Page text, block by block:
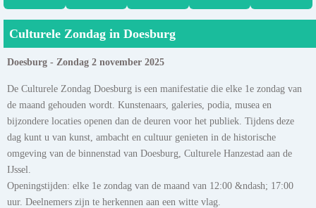
Culturele Zondag in Doesburg
Doesburg - Zondag 2 november 2025
De Culturele Zondag Doesburg is een manifestatie die elke 1e zondag van
de maand gehouden wordt. Kunstenaars, galeries, podia, musea en
bijzondere locaties openen dan de deuren voor het publiek. Tijdens deze
dag kunt u van kunst, ambacht en cultuur genieten in de historische
omgeving van de binnenstad van Doesburg, Culturele Hanzestad aan de
IJssel.
Openingstijden: elke 1e zondag van de maand van 12:00 &ndash; 17:00
uur. Deelnemers zijn te herkennen aan een witte vlag.